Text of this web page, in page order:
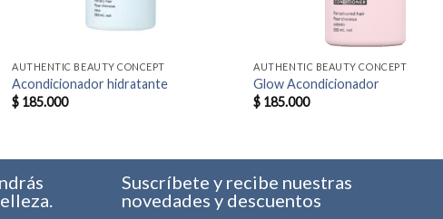
AUTHENTIC BEAUTY CONCEPT
Acondicionador hidratante
$ 185.000
AUTHENTIC BEAUTY CONCEPT
Glow Acondicionador
$ 185.000
Suscríbete y recibe nuestras
novedades y descuentos